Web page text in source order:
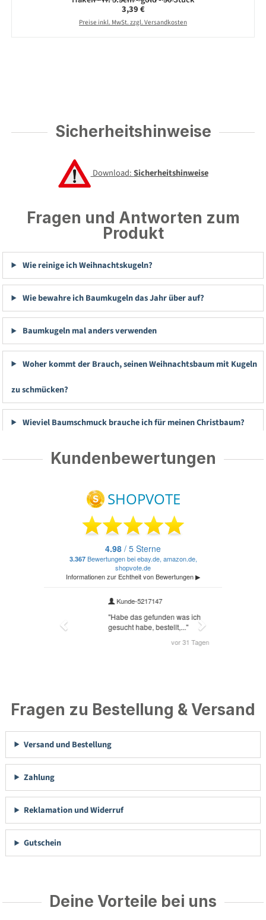
Regulärer Preis:
3,39 €
Preise inkl. MwSt. zzgl. Versandkosten
Sicherheitshinweise
Download:Sicherheitshinweise
Fragen und Antworten zum
Produkt
Wie reinige ich Weihnachtskugeln?
Wie bewahre ich Baumkugeln das Jahr über auf?
Baumkugeln mal anders verwenden
Woher kommt der Brauch, seinen Weihnachtsbaum mit Kugeln
zu schmücken?
Wieviel Baumschmuck brauche ich für meinen Christbaum?
Kundenbewertungen
Fragen zu Bestellung & Versand
Versand und Bestellung
Zahlung
Reklamation und Widerruf
Gutschein
Deine Vorteile bei uns